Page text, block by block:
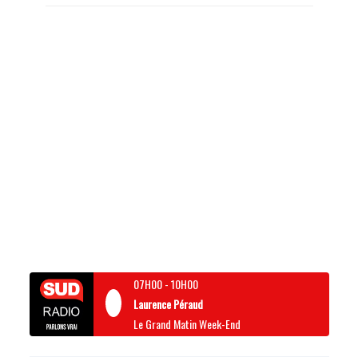
07H00-10H00
Laurence Péraud
Le Grand Matin Week-End